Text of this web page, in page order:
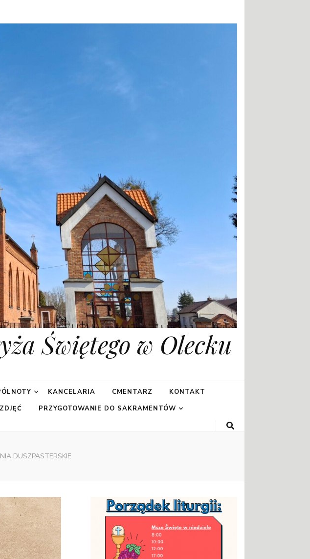
Świętego w Olecku
KANCELARIA CMENTARZ
KONTAKT
PRZYGOTOWANIE DO SAKRAMENTÓW
DUSZPASTERSKIE